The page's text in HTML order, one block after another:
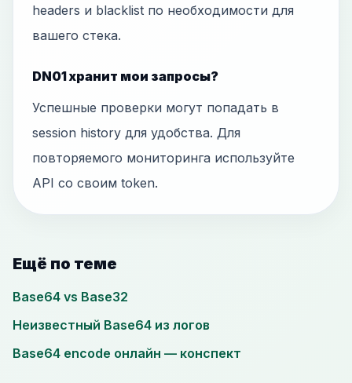
headers и blacklist по необходимости для
вашего стека.
DN01 хранит мои запросы?
Успешные проверки могут попадать в
session history для удобства. Для
повторяемого мониторинга используйте
API со своим token.
Ещё по теме
Base64 vs Base32
Неизвестный Base64 из логов
Base64 encode онлайн — конспект